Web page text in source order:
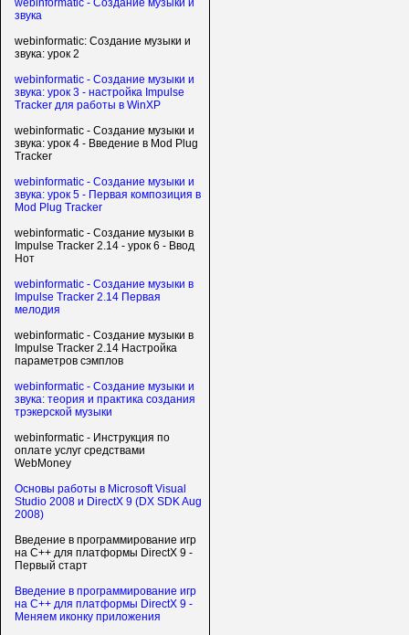
webinformatic - Создание музыки и
звука
webinformatic: Создание музыки и
звука: урок 2
webinformatic - Создание музыки и
звука: урок 3 - настройка Impulse
Tracker для работы в WinXP
webinformatic - Создание музыки и
звука: урок 4 - Введение в Mod Plug
Tracker
webinformatic - Создание музыки и
звука: урок 5 - Первая композиция в
Mod Plug Tracker
webinformatic - Создание музыки в
Impulse Tracker 2.14 - урок 6 - Ввод
Нот
webinformatic - Создание музыки в
Impulse Tracker 2.14 Первая
мелодия
webinformatic - Создание музыки в
Impulse Tracker 2.14 Настройка
параметров сэмплов
webinformatic - Создание музыки и
звука: теория и практика создания
трэкерской музыки
webinformatic - Инструкция по
оплате услуг средствами
WebMoney
Основы работы в Microsoft Visual
Studio 2008 и DirectX 9 (DX SDK Aug
2008)
Введение в программирование игр
на С++ для платформы DirectX 9 -
Первый старт
Введение в программирование игр
на С++ для платформы DirectX 9 -
Меняем иконку приложения